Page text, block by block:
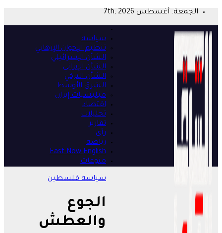
content
الجمعة. أغسطس 7th, 2026
سياسة
تنظيم الإخوان الإرهابي
الشأن الإسرائيلي
الشأن الإيراني
الشأن التركي
الشرق الأوسط
ميليشيات إيران
اقتصاد
تحليلات
تقارير
رأي
رياضة
East Now English
منوعات
سياسةفلسطين
الجوع
والعطش